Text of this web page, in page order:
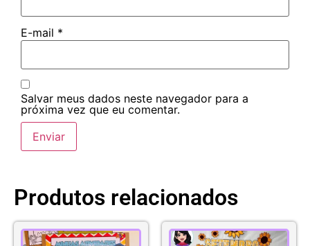
E-mail *
Salvar meus dados neste navegador para a
próxima vez que eu comentar.
Produtos relacionados